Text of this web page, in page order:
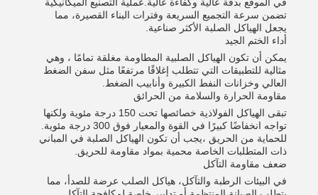
تضمن سرعة التجميع السريعة وفترات البناء القصيرة، مما
يجعل الهياكل الصلبة الأكثر صناعية.
أداء الختم الجيد
يمكن أن تكون الهياكل الصلبية المطاومة مغلقة تمامًا ، وهي
مثالية للتطبيقات التي تتطلب إغلاقًا مرتفعًا مثل سفن الضغط
العالي وخزانات النفط الكبيرة وأنابيب الضغط.
مقاومة الحرارة والسلامة من الحرائق
تبقى الهياكل الفولاذية خصائصها تحت 150 درجة مئوية ولكنها
تواجه انخفاضًا كبيرًا في القوة والمعيار فوق 300 درجة مئوية.
للحماية من الحريق ،يجب أن تكون الهياكل الصلبة في المباني
ذات المتطلبات الخاصة محمية بمواد مقاومة للحريق.
ضعف مقاومة التآكل
في البيئات الرطبة والتآكل، هياكل الصلب عرضة للصدأ، مما